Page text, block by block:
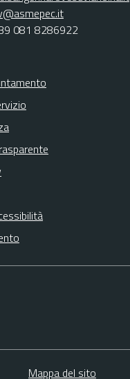
081 8286922
Mappa del sito